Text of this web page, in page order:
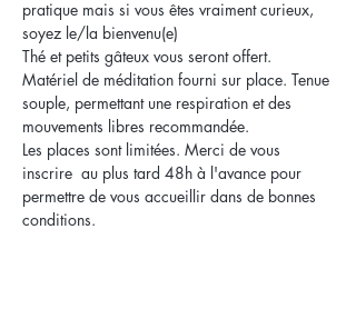
pratique mais si vous êtes vraiment curieux,
soyez le/la bienvenu(e)
Thé et petits gâteux vous seront offert.
Matériel de méditation fourni sur place. Tenue
souple, permettant une respiration et des
mouvements libres recommandée.
Les places sont limitées. Merci de vous
inscrire  au plus tard 48h à l'avance pour
permettre de vous accueillir dans de bonnes
conditions.